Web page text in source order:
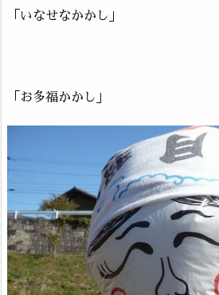
「いなせなかかし」
「お多福かかし」